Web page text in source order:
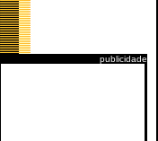
publicidade